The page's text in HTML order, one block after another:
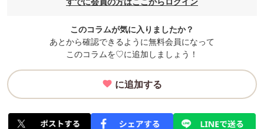
このコラムが気に入りましたか？
あとから確認できるように無料会員になって
このコラムを♡に追加しましょう！
に追加する